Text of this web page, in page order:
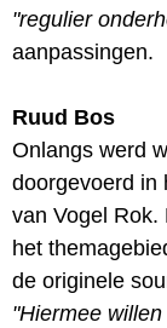
"regulier
aanpassingen.
Ruud Bos
Onlangs werd
doorgevoerd in
van Vogel Rok.
het
de originele
"Hiermee